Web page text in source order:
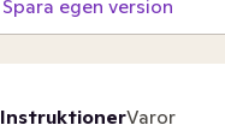
Spara egen version
InstruktionerVaror